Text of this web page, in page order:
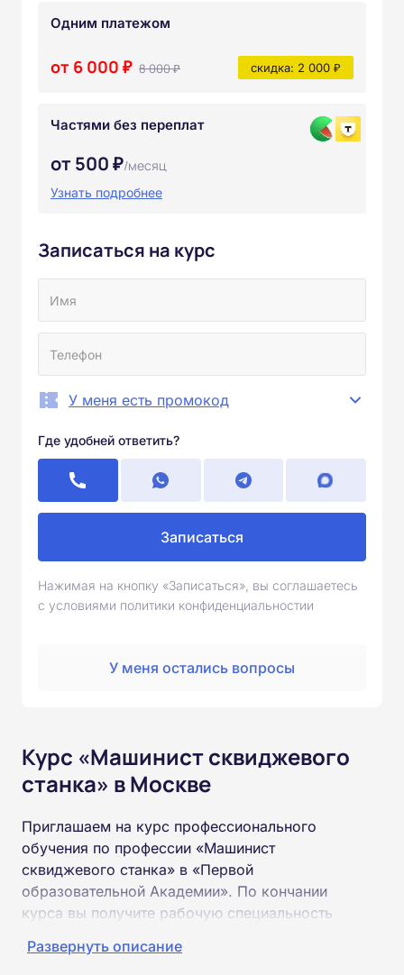
Одним платежом
от 6 000 ₽ 8 000 ₽ скидка: 2 000 ₽
Частями без переплат
от 500 ₽/месяц
Узнать подробнее
Записаться на курс
У меня есть промокод
Где удобней ответить?
Записаться
Нажимая на кнопку «Записаться», вы соглашаетесь
с условиями политики конфиденциальностии
У меня остались вопросы
Курс «Машинист сквиджевого
станка» в Москве
Приглашаем на курс профессионального
обучения по профессии «Машинист
сквиджевого станка» в «Первой
образовательной Академии». По кончании
курса вы получите рабочую специальность
соответствующего разряда.
Развернуть описание